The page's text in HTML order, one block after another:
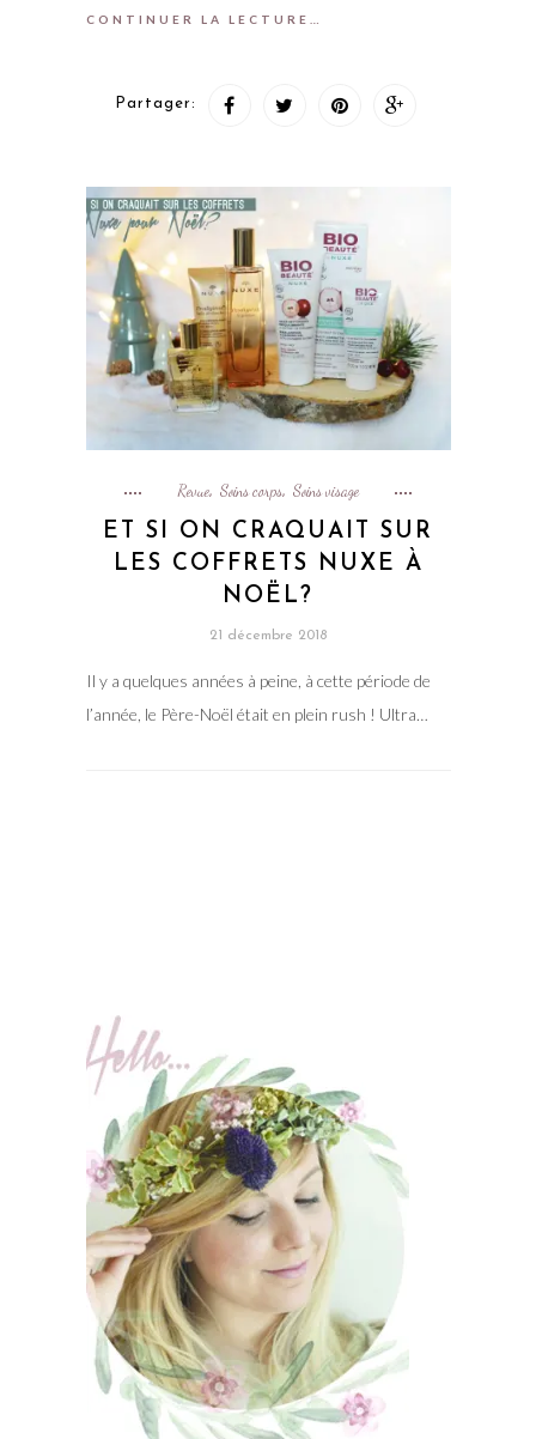
CONTINUER LA LECTURE…
Partager:
Revue, Soins corps, Soins visage
ET SI ON CRAQUAIT SUR
LES COFFRETS NUXE À
NOËL?
21 décembre 2018
Il y a quelques années à peine, à cette période de
l’année, le Père-Noël était en plein rush ! Ultra…